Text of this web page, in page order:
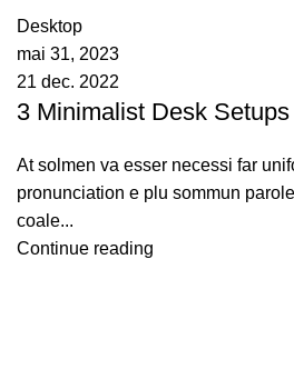
Desktop
mai 31, 2023
21 dec. 2022
3 Minimalist Desk Setups
At solmen va esser necessi far
pronunciation e plu sommun
coale...
Continue reading